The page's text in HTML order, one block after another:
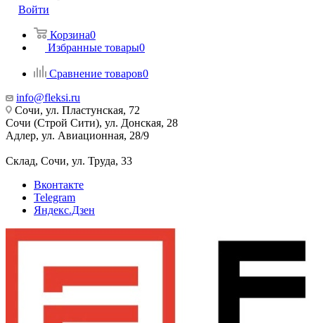
Войти
Корзина0
Избранные товары0
Сравнение товаров0
info@fleksi.ru
Сочи, ул. Пластунская, 72
Сочи (Строй Сити), ул. Донская, 28
Адлер, ул. Авиационная, 28/9
Склад, Сочи, ул. Труда, 33
Вконтакте
Telegram
Яндекс.Дзен